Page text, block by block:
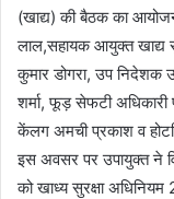
(खाद्य) की बैठक का
लाल,सहायक आयुक्त खाद्य
कुमार डोगरा, उप निदेशक
शर्मा, फूड़ सेफटी
केंलग अमची प्रकाश व
इस अवसर पर उपायुक्त ने
को खाध्य सुरक्षा अधिनियम